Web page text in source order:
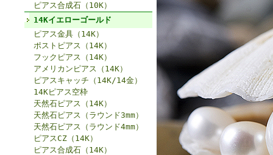
ピアス合成石（10K）
14Kイエローゴールド
ピアス金具（14K）
ポストピアス（14K）
フックピアス（14K）
アメリカンピアス（14K）
ピアスキャッチ（14K/14金）
14Kピアス空枠
天然石ピアス（14K）
天然石ピアス（ラウンド3mm）
天然石ピアス（ラウンド4mm）
ピアスCZ（14K）
ピアス合成石（14K）